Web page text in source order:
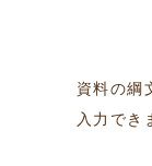
資料の綱
入力でき